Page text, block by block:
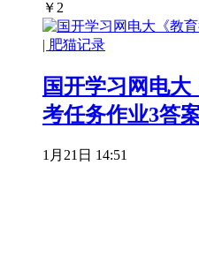
￥ 2
国开学习网电
考任务作业3答
1月21日 14:51